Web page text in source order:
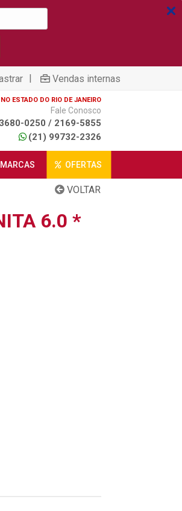
| Vendas internas
ESTADO DO RIO DE JANEIRO
Fale Conosco
0250 / 2169-5855
(21) 99732-2326
MARCAS OFERTAS
VOLTAR
6.0 *